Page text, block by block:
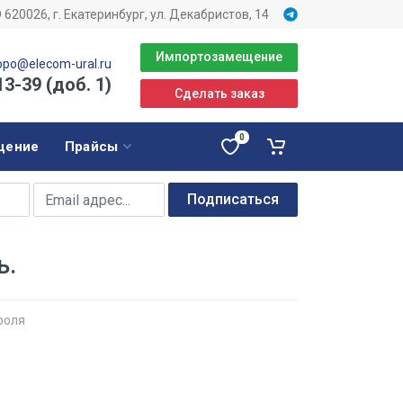
620026, г. Екатеринбург, ул. Декабристов, 14
ural.ru
39 (доб. 1)
Импортозамещение
Сделать заказ
Прайсы
0
Подписаться